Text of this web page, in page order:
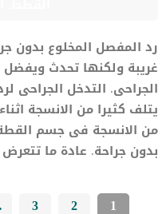
رد المفصل المخلوع بدون
غريبة ولكنها تحدث ويفضل
الجراحى. التدخل الجراحى
يتلف كثيرا من الانسجة
من الانسجة فى جسم
بدون جراحة. عادة ما
1
2
3